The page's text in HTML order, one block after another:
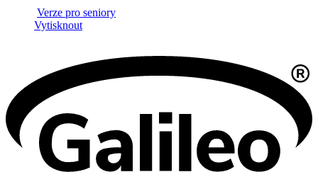
Verze pro seniory
Vytisknout